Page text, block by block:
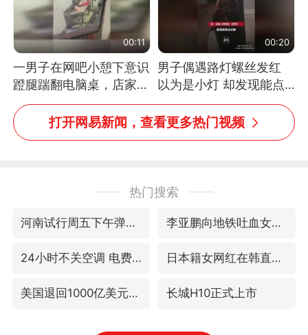
00:11
一男子在网吧小憩下意识
蹬腿踹翻电脑桌，店家3
台显示器与机械臂损坏
00:20
男子偶遇路灯螺丝发红
以为是小灯 却发现能点
燃香烟 当事人：已报警
处理
打开网易新闻，查看更多热门视频
热门搜索
河南试行周五下午弹性离岗 李亚鹏向地铁吐血女孩捐99999元
24小时不关空调 电费反而更低？ 日本籍女网红在韩直播时自杀身亡
美国退回1000亿美元关税 长城H10正式上市